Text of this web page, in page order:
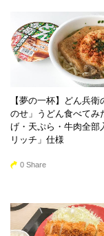
【夢の一杯】どん兵衛
のせ」うどん食べてみ
げ・天ぷら・牛肉全部
リッチ」仕様
0 Share